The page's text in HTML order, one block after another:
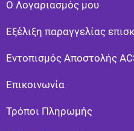
Ο Λογαριασμός μου
Εξέλιξη παραγγελίας
Εντοπισμός Αποστολής
Επικοινωνία
Τρόποι Πληρωμής